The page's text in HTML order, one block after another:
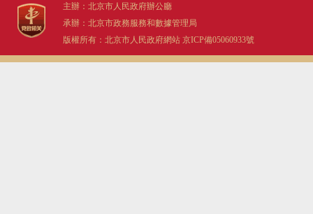
主辦：北京市人民政府辦公廳
承辦：北京市政務服務和數據管理局
版權所有：北京市人民政府網站 京ICP備05060933號